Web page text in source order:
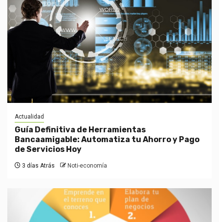
Actualidad
Guía Definitiva de Herramientas
Bancaamigable: Automatiza tu Ahorro y Pago
de Servicios Hoy
3 días Atrás Noti-economía